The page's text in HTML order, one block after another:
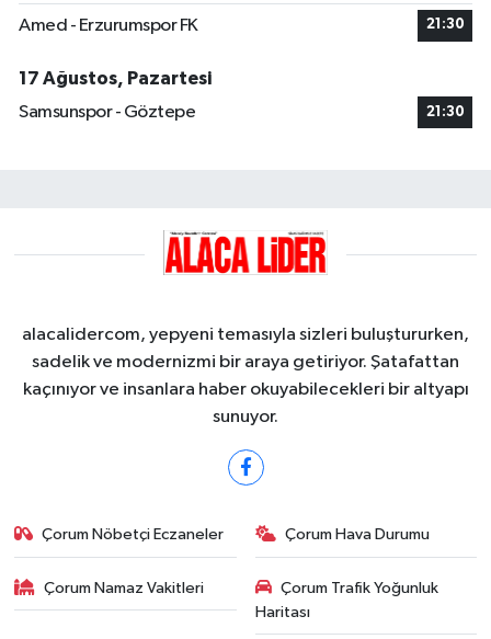
Amed - Erzurumspor FK 21:30
17 Ağustos, Pazartesi
Samsunspor - Göztepe
21:30
alacalidercom, yepyeni temasıyla sizleri buluştururken,
sadelik ve modernizmi bir araya getiriyor. Şatafattan
kaçınıyor ve insanlara haber okuyabilecekleri bir altyapı
sunuyor.
Çorum Nöbetçi Eczaneler Çorum Hava Durumu
Çorum Namaz Vakitleri
Çorum Trafik Yoğunluk
Haritası